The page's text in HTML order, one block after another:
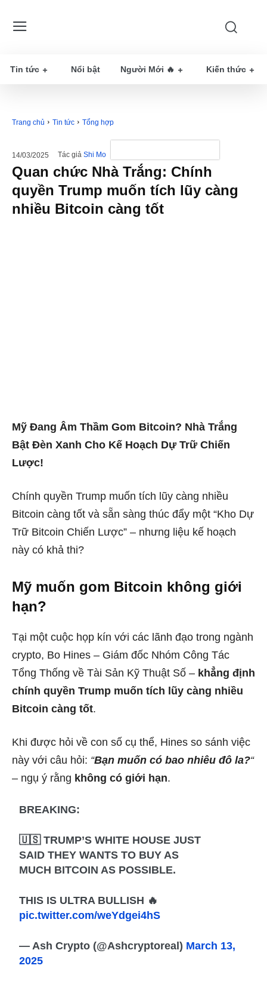
Tin tức Nổi bật Người Mới 🔥 Kiến thức
Trang chủ Tin tức Tổng hợp
14/03/2025 Tác giả Shi Mo
Quan chức Nhà Trắng: Chính
quyền Trump muốn tích lũy càng
nhiều Bitcoin càng tốt
Mỹ Đang Âm Thầm Gom Bitcoin? Nhà Trắng
Bật Đèn Xanh Cho Kế Hoạch Dự Trữ Chiến
Lược!
Chính quyền Trump muốn tích lũy càng nhiều
Bitcoin càng tốt và sẵn sàng thúc đẩy một “Kho Dự
Trữ Bitcoin Chiến Lược” – nhưng liệu kế hoạch
này có khả thi?
Mỹ muốn gom Bitcoin không giới
hạn?
Tại một cuộc họp kín với các lãnh đạo trong ngành
crypto, Bo Hines – Giám đốc Nhóm Công Tác
Tổng Thống về Tài Sản Kỹ Thuật Số – khẳng định
chính quyền Trump muốn tích lũy càng nhiều
Bitcoin càng tốt.
Khi được hỏi về con số cụ thể, Hines so sánh việc
này với câu hỏi: “Bạn muốn có bao nhiêu đô la?“
– ngụ ý rằng không có giới hạn.
BREAKING:
🇺🇸 TRUMP’S WHITE HOUSE JUST
SAID THEY WANTS TO BUY AS
MUCH BITCOIN AS POSSIBLE.
THIS IS ULTRA BULLISH 🔥
pic.twitter.com/weYdgei4hS
— Ash Crypto (@Ashcryptoreal) March 13,
2025